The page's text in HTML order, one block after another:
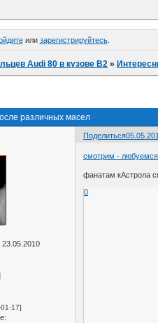
или зарегистрируйтесь.
Audi 80 в кузове В2 »
различных масел
Поделиться
23.05.2010
17]
смотрим - любуемся
фанатам кАстрола
0